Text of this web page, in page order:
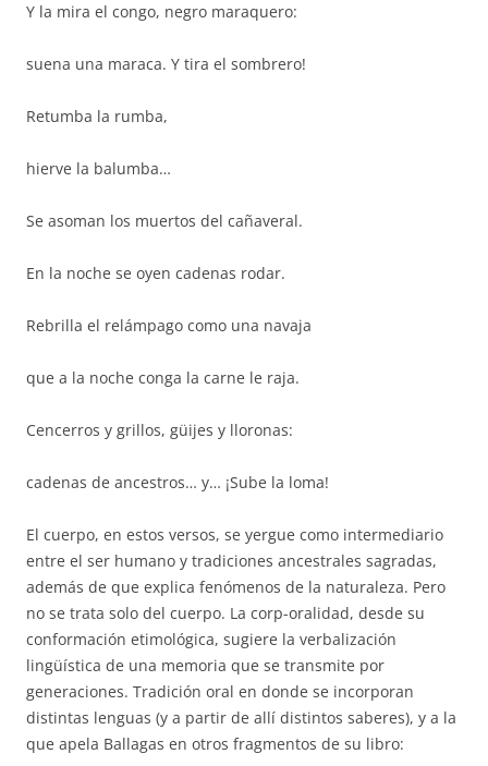
Y la mira el congo, negro maraquero:
suena una maraca. Y tira el sombrero!
Retumba la rumba,
hierve la balumba…
Se asoman los muertos del cañaveral.
En la noche se oyen cadenas rodar.
Rebrilla el relámpago como una navaja
que a la noche conga la carne le raja.
Cencerros y grillos, güijes y lloronas:
cadenas de ancestros… y… ¡Sube la loma!
El cuerpo, en estos versos, se yergue como intermediario
entre el ser humano y tradiciones ancestrales sagradas,
además de que explica fenómenos de la naturaleza. Pero
no se trata solo del cuerpo. La corp-oralidad, desde su
conformación etimológica, sugiere la verbalización
lingüística de una memoria que se transmite por
generaciones. Tradición oral en donde se incorporan
distintas lenguas (y a partir de allí distintos saberes), y a la
que apela Ballagas en otros fragmentos de su libro: